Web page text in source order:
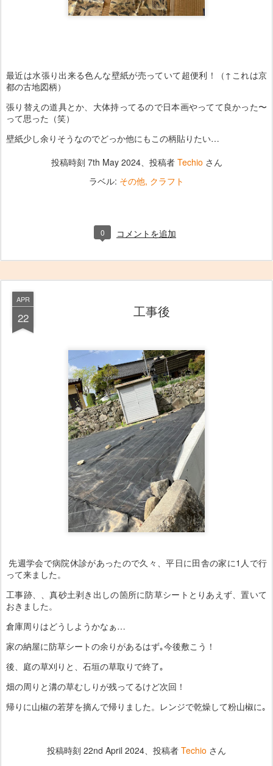
最近は水張り出来る色んな壁紙が売っていて超便利！（↑これは京
都の古地図柄）
張り替えの道具とか、大体持ってるので日本画やってて良かった〜
って思った（笑）
壁紙少し余りそうなのでどっか他にもこの柄貼りたい…
投稿時刻 7th May 2024、投稿者 Techio さん
ラベル: その他 クラフト
0 コメントを追加
APR
22 工事後
先週学会で病院休診があったので久々、平日に田舎の家に1人で行
って来ました。
工事跡、、真砂土剥き出しの箇所に防草シートとりあえず、置いて
おきました。
倉庫周りはどうしようかなぁ…
家の納屋に防草シートの余りがあるはず｡今後敷こう！
後、庭の草刈りと、石垣の草取りで終了｡
畑の周りと溝の草むしりが残ってるけど次回！
帰りに山椒の若芽を摘んで帰りました。レンジで乾燥して粉山椒に｡
投稿時刻 22nd April 2024 、投稿者 Techio さん